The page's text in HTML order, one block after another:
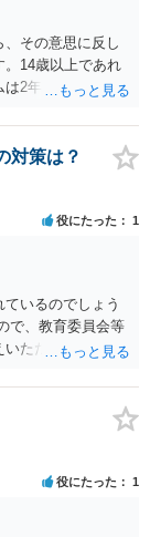
その意思に反し
。14歳以上であれ
は2年程度で削除さ
い理由は不明です
のが一番安全かと
対策は？
役にたった 1
いるのでしょう
で、教育委員会等
いただくことにな
役にたった 1